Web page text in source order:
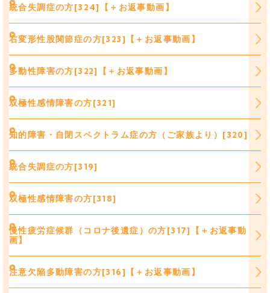
統合失調症の方[324]【＋お返事動画】
右変形性股関節症の方[323]【＋お返事動画】
多動性障害の方[322]【＋お返事動画】
双極性感情障害の方[321]
知的障害・自閉スペクトラム症の方（ご家族より）[320]
統合失調症の方[319]
双極性感情障害の方[318]
慢性疲労症候群（コロナ後遺症）の方[317]【＋お返事動
画】
注意欠陥多動障害の方[316]【＋お返事動画】